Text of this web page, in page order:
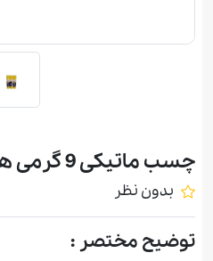
چسب ماتيكی 9 گرمی هيپو
بدون نظر
توضیح مختصر :